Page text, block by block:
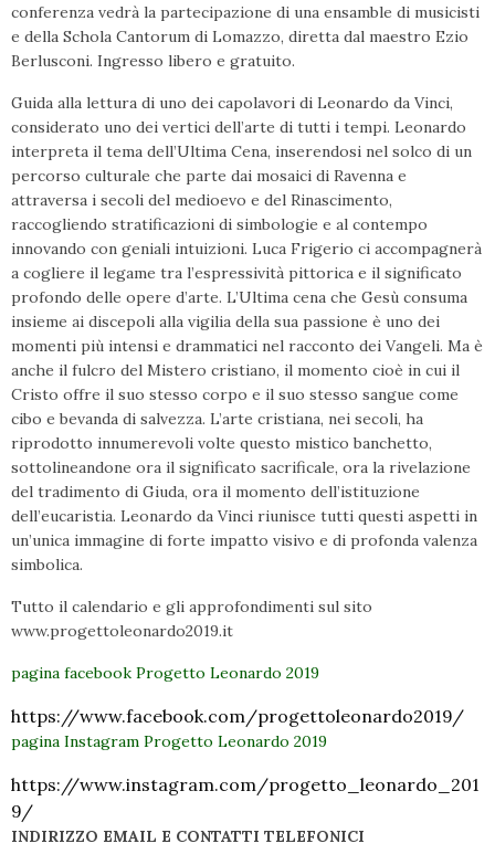
conferenza vedrà la partecipazione di una ensamble di musicisti
e della Schola Cantorum di Lomazzo, diretta dal maestro Ezio
Berlusconi. Ingresso libero e gratuito.
Guida alla lettura di uno dei capolavori di Leonardo da Vinci,
considerato uno dei vertici dell’arte di tutti i tempi. Leonardo
interpreta il tema dell’Ultima Cena, inserendosi nel solco di un
percorso culturale che parte dai mosaici di Ravenna e
attraversa i secoli del medioevo e del Rinascimento,
raccogliendo stratificazioni di simbologie e al contempo
innovando con geniali intuizioni. Luca Frigerio ci accompagnerà
a cogliere il legame tra l’espressività pittorica e il significato
profondo delle opere d’arte. L’Ultima cena che Gesù consuma
insieme ai discepoli alla vigilia della sua passione è uno dei
momenti più intensi e drammatici nel racconto dei Vangeli. Ma è
anche il fulcro del Mistero cristiano, il momento cioè in cui il
Cristo offre il suo stesso corpo e il suo stesso sangue come
cibo e bevanda di salvezza. L’arte cristiana, nei secoli, ha
riprodotto innumerevoli volte questo mistico banchetto,
sottolineandone ora il significato sacrificale, ora la rivelazione
del tradimento di Giuda, ora il momento dell’istituzione
dell’eucaristia. Leonardo da Vinci riunisce tutti questi aspetti in
un’unica immagine di forte impatto visivo e di profonda valenza
simbolica.
Tutto il calendario e gli approfondimenti sul sito
www.progettoleonardo2019.it
pagina facebook Progetto Leonardo 2019
https://www.facebook.com/progettoleonardo2019/
pagina Instagram Progetto Leonardo 2019
https://www.instagram.com/progetto_leonardo_201
9/
INDIRIZZO EMAIL E CONTATTI TELEFONICI